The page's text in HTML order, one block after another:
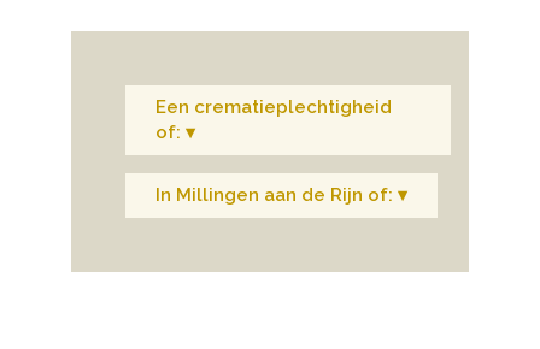
Een crematieplechtigheid
of: ▾
In Millingen aan de Rijn of: ▾